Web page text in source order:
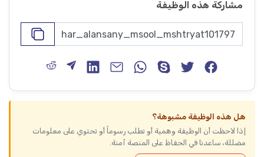
مشاركة هذه الوظيفة
هل هذه الوظيفة مشبوهة؟
إذا لاحظت أن الوظيفة وهمية أو تطلب رسوماً أو تحتوي على معلومات
مضللة، ساعدنا في الحفاظ على المنصة آمنة.